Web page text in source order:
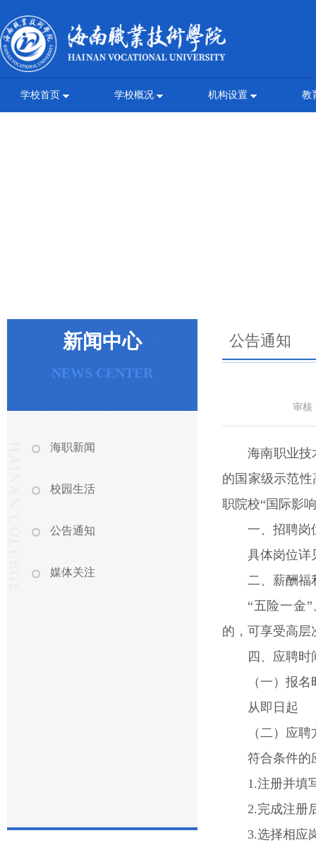
学校首页 学校概况 机构设置 教
新闻中心
NEWS CENTER
海职新闻
校园生活
公告通知
媒体关注
公告通知
审核
海南职业技
的国家级示范
职院校“国际影
一、招聘岗
具体岗位详
二、薪酬福
“五险一金
的，可享受高层
四、应聘时
（一）报名
从即日起
（二）应聘
符合条件的
1.注册并填
2.完成注册
3.选择相应